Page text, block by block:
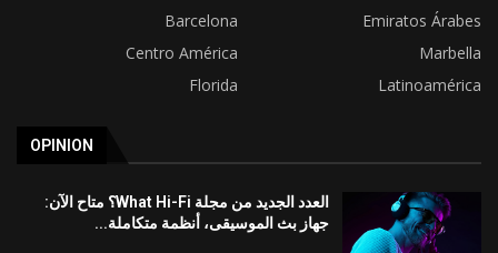
Emiratos Árabes
Barcelona
Marbella
Centro América
Latinoamérica
Florida
OPINION
العدد الجديد من مجلة What Hi-Fi؟ متاح الآن:
جهاز بث الموسيقى، أنظمة متكاملة...